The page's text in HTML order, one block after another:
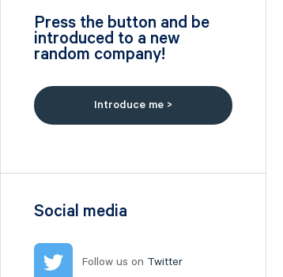
I-tech
Lumi Gruppen
Ogunsen
Press the button and be
introduced to a new
random company!
Introduce me >
Social media
Follow us on Twitter